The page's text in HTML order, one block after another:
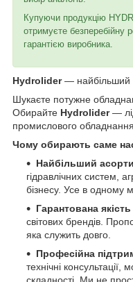
Купуючи продукцію
отримуєте безперебійну
гарантією виробника.
Hydrolider— найбільший
Шукаєте потужне
Обирайте Hydrolider—
промислового
Чому обирають саме
Найбільший
гідравлічних систем,
бізнесу. Усе в одному
Гарантована якість
світових брендів.
яка служить довго.
Професійна
технічні консультації,
складності. Ми не